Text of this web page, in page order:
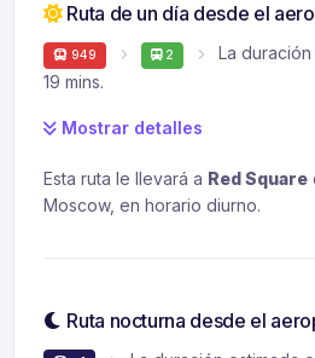
Ruta de un día desde el
949 2
La
19 mins.
Mostrar detalles
Esta ruta le llevará a Red Square
Moscow, en horario diurno.
Ruta nocturna desde el